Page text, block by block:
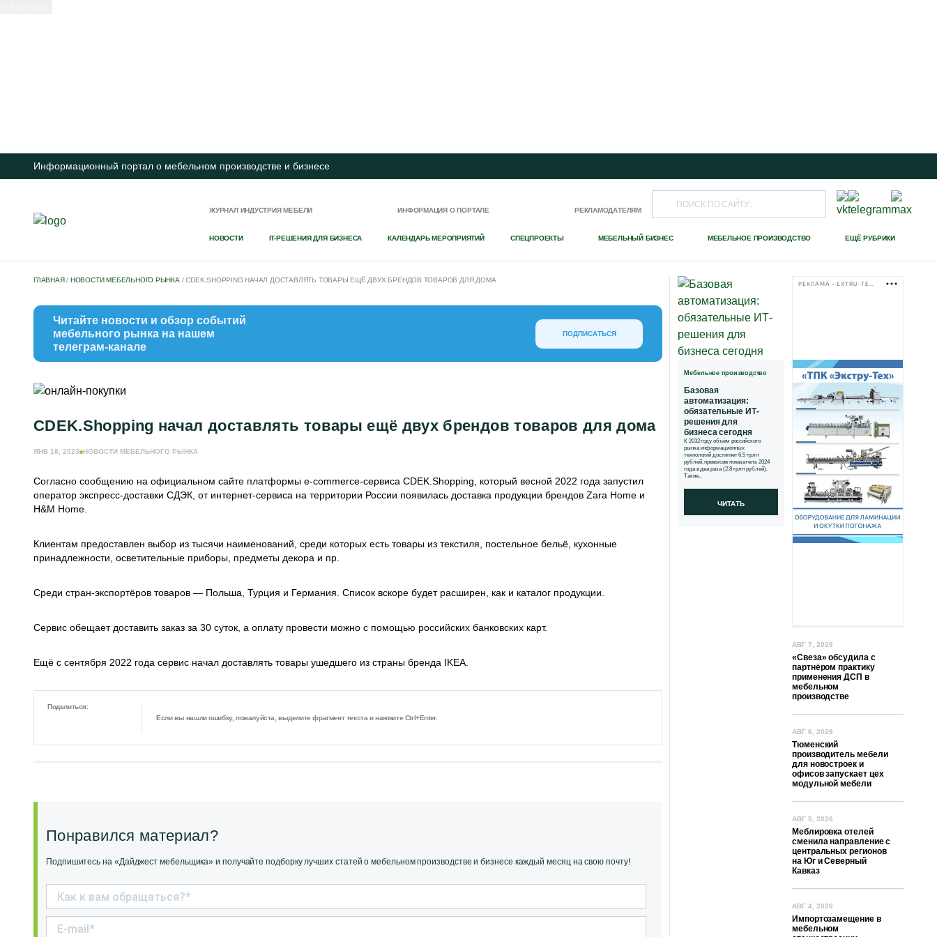
Информационный портал о мебельном производстве и бизнесе
ЖУРНАЛ ИНДУСТРИЯ МЕБЕЛИ ИНФОРМАЦИЯ О ПОРТАЛЕ РЕКЛАМОДАТЕЛЯМ
НОВОСТИ IT-РЕШЕНИЯ ДЛЯ БИЗНЕСА КАЛЕНДАРЬ МЕРОПРИЯТИЙ СПЕЦПРОЕКТЫ МЕБЕЛЬНЫЙ БИЗНЕС МЕБЕЛЬНОЕ ПРОИЗВОДСТВО ЕЩЁ РУБРИКИ
ГЛАВНАЯ/ НОВОСТИ МЕБЕЛЬНОГО РЫНКА /CDEK.SHOPPING НАЧАЛ ДОСТАВЛЯТЬ ТОВАРЫ ЕЩЁ ДВУХ БРЕНДОВ ТОВАРОВ ДЛЯ ДОМА
Читайте новости и обзор событий
мебельного рынка на нашем
телеграм-канале
ПОДПИСАТЬСЯ
CDEK.Shopping начал доставлять товары ещё двух брендов товаров для дома
ЯНВ 18, 2023 НОВОСТИ МЕБЕЛЬНОГО РЫНКА
Согласно сообщению на официальном сайте платформы e-commerce-сервиса CDEK.Shopping, который весной 2022 года запустил
оператор экспресс-доставки СДЭК, от интернет-сервиса на территории России появилась доставка продукции брендов Zara Home и
H&M Home.
Клиентам предоставлен выбор из тысячи наименований, среди которых есть товары из текстиля, постельное бельё, кухонные
принадлежности, осветительные приборы, предметы декора и пр.
Среди стран-экспортёров товаров — Польша, Турция и Германия. Список вскоре будет расширен, как и каталог продукции.
Сервис обещает доставить заказ за 30 суток, а оплату провести можно с помощью российских банковских карт.
Ещё с сентября 2022 года сервис начал доставлять товары ушедшего из страны бренда IKEA.
Поделиться:
Если вы нашли ошибку, пожалуйста, выделите фрагмент текста и нажмите Ctrl+Enter.
Понравился материал?
Подпишитесь на «Дайджест мебельщика» и получайте подборку лучших статей о мебельном производстве и бизнесе каждый месяц на свою почту!
Мебельное производство
Базовая
автоматизация:
обязательные ИТ-
решения для
бизнеса сегодня
К 2032 году объём российского
рынка информационных
технологий достигнет 6,5 трлн
рублей, превысив показатель 2024
года в два раза (2,8 трлн рублей).
Такие...
ЧИТАТЬ
АВГ 7, 2026
«Свеза» обсудила с
партнёром практику
применения ДСП в
мебельном
производстве
АВГ 6, 2026
Тюменский
производитель мебели
для новостроек и
офисов запускает цех
модульной мебели
АВГ 5, 2026
Меблировка отелей
сменила направление с
центральных регионов
на Юг и Северный
Кавказ
АВГ 4, 2026
Импортозамещение в
мебельном